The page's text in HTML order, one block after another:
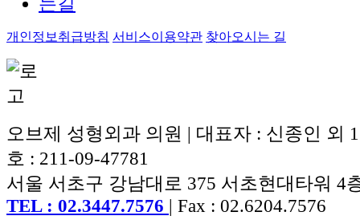
개인정보취급방침 서비스이용약관 찾아오시는 길
오브제 성형외과 의원 | 대표자 : 신종인 외
호 : 211-09-47781
서울 서초구 강남대로 375 서초현대타워 4
TEL : 02.3447.7576
| Fax : 02.6204.7576